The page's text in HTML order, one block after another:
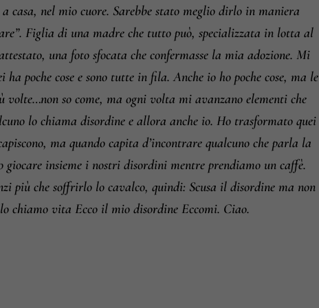
nel mio cuore. Sarebbe stato meglio dirlo in maniera
Figlia di una madre che tutto può, specializzata in lotta al
una foto sfocata che confermasse la mia adozione. Mi
poche cose e sono tutte in fila. Anche io ho poche cose, ma le
so come, ma ogni volta mi avanzano elementi che
lo chiama disordine e allora anche io. Ho trasformato quei
ma quando capita d’incontrare qualcuno che parla la
insieme i nostri disordini mentre prendiamo un caffè.
più che soffrirlo lo cavalco, quindi: Scusa il disordine ma non
chiamo vita Ecco il mio disordine Eccomi. Ciao.